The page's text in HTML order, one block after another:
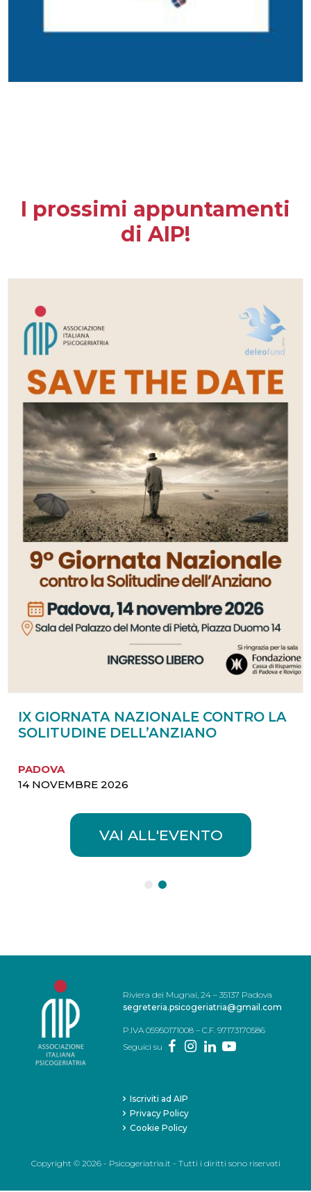
I prossimi appuntamenti
di AIP!
IX GIORNATA NAZIONALE CONTRO LA
SOLITUDINE DELL’ANZIANO
PADOVA
14 NOVEMBRE 2026
VAI ALL'EVENTO
Riviera dei Mugnai, 24 – 35137 Padova
segreteria.psicogeriatria@gmail.com
P.IVA 05950171008 – C.F. 97173170586
Seguici su
Iscriviti ad AIP
Privacy Policy
Cookie Policy
Copyright © 2026 - Psicogeriatria.it - Tutti i diritti sono riservati